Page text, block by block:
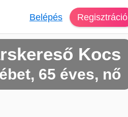
Belépés Regisztráció
Kocs
65 éves, nő